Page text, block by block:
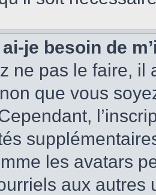
je besoin de
ne pas le faire, il
que vous
les avatars
aux